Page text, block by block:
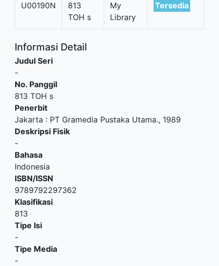
U00190N
813
TOH s
My
Library
Tersedia
Informasi Detail
Judul Seri
-
No. Panggil
813 TOH s
Penerbit
Jakarta : PT Gramedia Pustaka Utama., 1989
Deskripsi Fisik
-
Bahasa
Indonesia
ISBN/ISSN
9789792297362
Klasifikasi
813
Tipe Isi
-
Tipe Media
-